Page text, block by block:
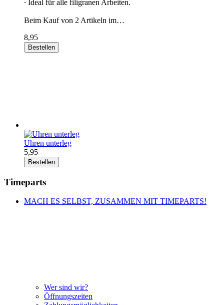
∙ Ideal für alle filigranen Arbeiten.
Beim Kauf von 2 Artikeln im…
8,95
Bestellen
Uhren unterleg
5,95
Bestellen
Timeparts
MACH ES SELBST, ZUSAMMEN MIT TIMEPARTS!
Wer sind wir?
Öffnungszeiten